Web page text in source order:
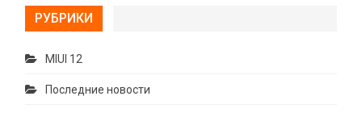
РУБРИКИ
MIUI 12
Последние новости